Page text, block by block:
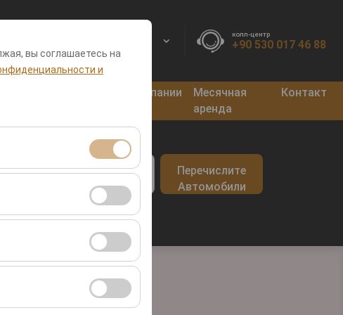
вы соглашаетесь на
и
сеансами и
посетителей,
для оценки
с вашими
колл-центр
+90 530 017 46 88
Кампании
Месячная
аренда
Контакт
09:00
Перечислите
Автомобили